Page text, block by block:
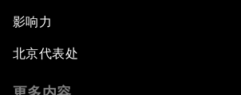
影响力
北京代表处